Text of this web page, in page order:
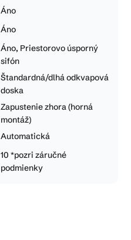
Áno
Áno
Áno, Priestorovo úsporný
sifón
Štandardná/dlhá odkvapová
doska
Zapustenie zhora (horná
montáž)
Automatická
10 *pozri záručné
podmienky